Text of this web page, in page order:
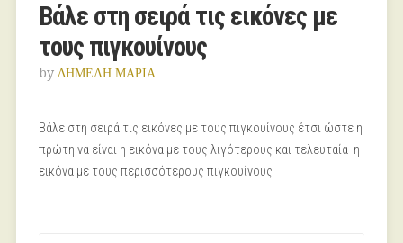
Βάλε στη σειρά τις εικόνες με
τους πιγκουίνους
by ΔΗΜΕΛΗ ΜΑΡΙΑ
Βάλε στη σειρά τις εικόνες με τους πιγκουίνους έτσι ώστε η
πρώτη να είναι η εικόνα με τους λιγότερους και τελευταία η
εικόνα με τους περισσότερους πιγκουίνους